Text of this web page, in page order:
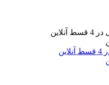
قابلیت پرداخت با اسنپ پی در 4 قسط آنلاین